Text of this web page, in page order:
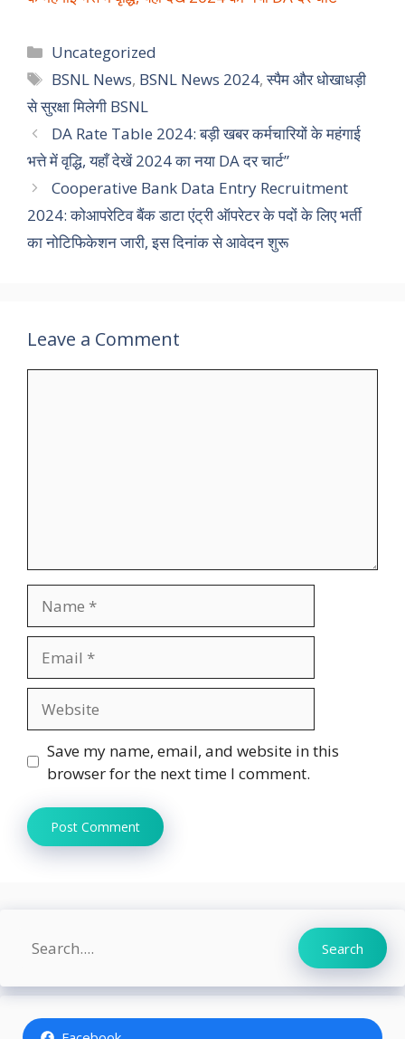
Categories
Uncategorized
Tags
BSNL News, BSNL News 2024,स्पैम और धोखाधड़ी
से सुरक्षा मिलेगी BSNL
DA Rate Table 2024: बड़ी खबर कर्मचारियों के महंगाई
भत्ते में वृद्धि, यहाँ देखें 2024 का नया DA दर चार्ट”
Cooperative Bank Data Entry Recruitment
2024: कोआपरेटिव बैंक डाटा एंट्री ऑपरेटर के पदों के लिए भर्ती
का नोटिफिकेशन जारी, इस दिनांक से आवेदन शुरू
Leave a Comment
Save my name, email, and website in this
browser for the next time I comment.
Search Search